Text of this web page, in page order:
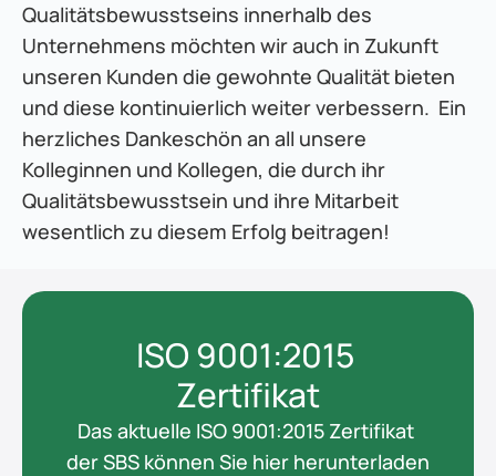
Qualitätsbewusstseins innerhalb des
Unternehmens möchten wir auch in Zukunft
unseren Kunden die gewohnte Qualität bieten
und diese kontinuierlich weiter verbessern.  Ein
herzliches Dankeschön an all unsere
Kolleginnen und Kollegen, die durch ihr
Qualitätsbewusstsein und ihre Mitarbeit
wesentlich zu diesem Erfolg beitragen!
ISO 9001:2015
Zertifikat
Das aktuelle ISO 9001:2015 Zertifikat
der SBS können Sie hier herunterladen